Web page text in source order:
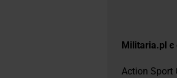
Militaria.pl є
Action Sport